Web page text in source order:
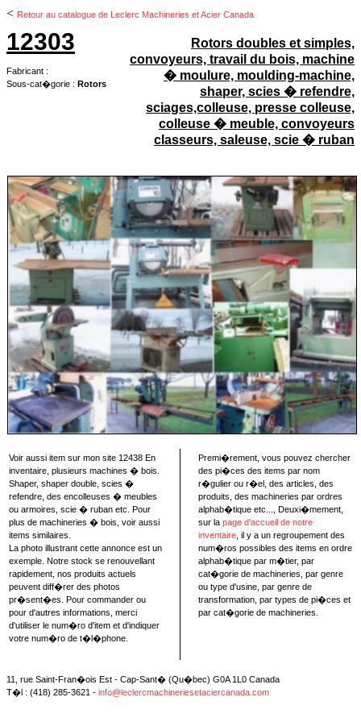
< Retour au catalogue de Leclerc Machineries et Acier Canada
12303
Fabricant :
Sous-cat�gorie : Rotors
Rotors doubles et simples,
convoyeurs, travail du bois, machine
� moulure, moulding-machine,
shaper, scies � refendre,
sciages,colleuse, presse colleuse,
colleuse � meuble, convoyeurs
classeurs, saleuse, scie � ruban
Voir aussi item sur mon site 12438 En
inventaire, plusieurs machines � bois.
Shaper, shaper double, scies �
refendre, des encolleuses � meubles
ou armoires, scie � ruban etc. Pour
plus de machineries � bois, voir aussi
items similaires.
La photo illustrant cette annonce est un
exemple. Notre stock se renouvellant
rapidement, nos produits actuels
peuvent diff�rer des photos
pr�sent�es. Pour commander ou
pour d'autres informations, merci
d'utiliser le num�ro d'item et d'indiquer
votre num�ro de t�l�phone.
Premi�rement, vous pouvez chercher
des pi�ces des items par nom
r�gulier ou r�el, des articles, des
produits, des machineries par ordres
alphab�tique etc..., Deuxi�mement,
sur la page d'accueil de notre
inventaire , il y a un regroupement des
num�ros possibles des items en ordre
alphab�tique par m�tier, par
cat�gorie de machineries, par genre
ou type d'usine, par genre de
transformation, par types de pi�ces et
par cat�gorie de machineries.
11, rue Saint-Fran�ois Est - Cap-Sant� (Qu�bec) G0A 1L0 Canada
T�l : (418) 285-3621 - info@leclercmachineriesetaciercanada.com